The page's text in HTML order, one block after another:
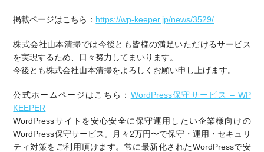
掲載ページはこちら： https://wp-keeper.jp/news/3529/
株式会社山本清掃では今後とも皆様の満足いただけるサービス
を実現するため、日々努力してまいります。
今後とも株式会社山本清掃をよろしくお願い申し上げます。
公式ホームページはこちら： WordPress保守サービス – WP
KEEPER
WordPressサイトを安心安全に保守運用したい企業様向けの
WordPress保守サービス。月々2万円〜で保守・運用・セキュリ
ティ対策をご利用頂けます。常に最新化されたWordPressで安